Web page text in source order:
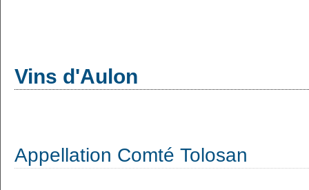
Vins d'Aulon
Appellation Comté Tolosan